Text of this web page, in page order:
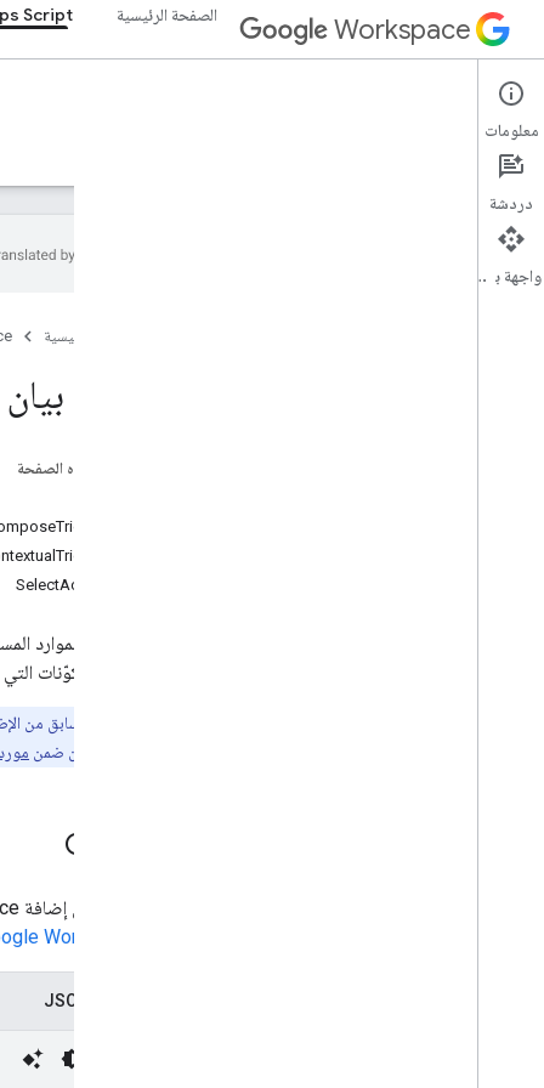
Workspace الصفحة الرئيسية Script
Apps Script
نظرة عامة
الصفحة الرئيسية
مورد بيان Gmail
على هذه الصفحة
SelectAction
إعدادات الموارد
جميع المكوّنات
كان الإصدار السابق من
المكافئة متوفّرة الآن ضمن
Gmail
إعداد بيان إضافة Google Workspace الخاص بإضافات Gmail لمزيد من التفاصيل، يُرجى الاطّلاع على مقالة
Workspace
معلومات
دردشة
واجهة برمجة التطبيقات